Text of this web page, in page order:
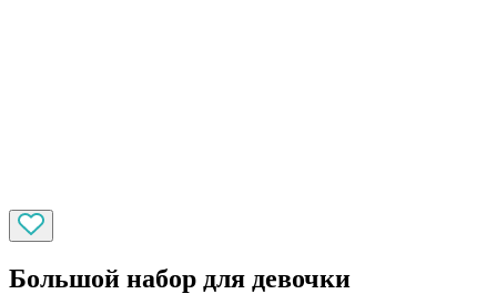
Большой набор для девочки